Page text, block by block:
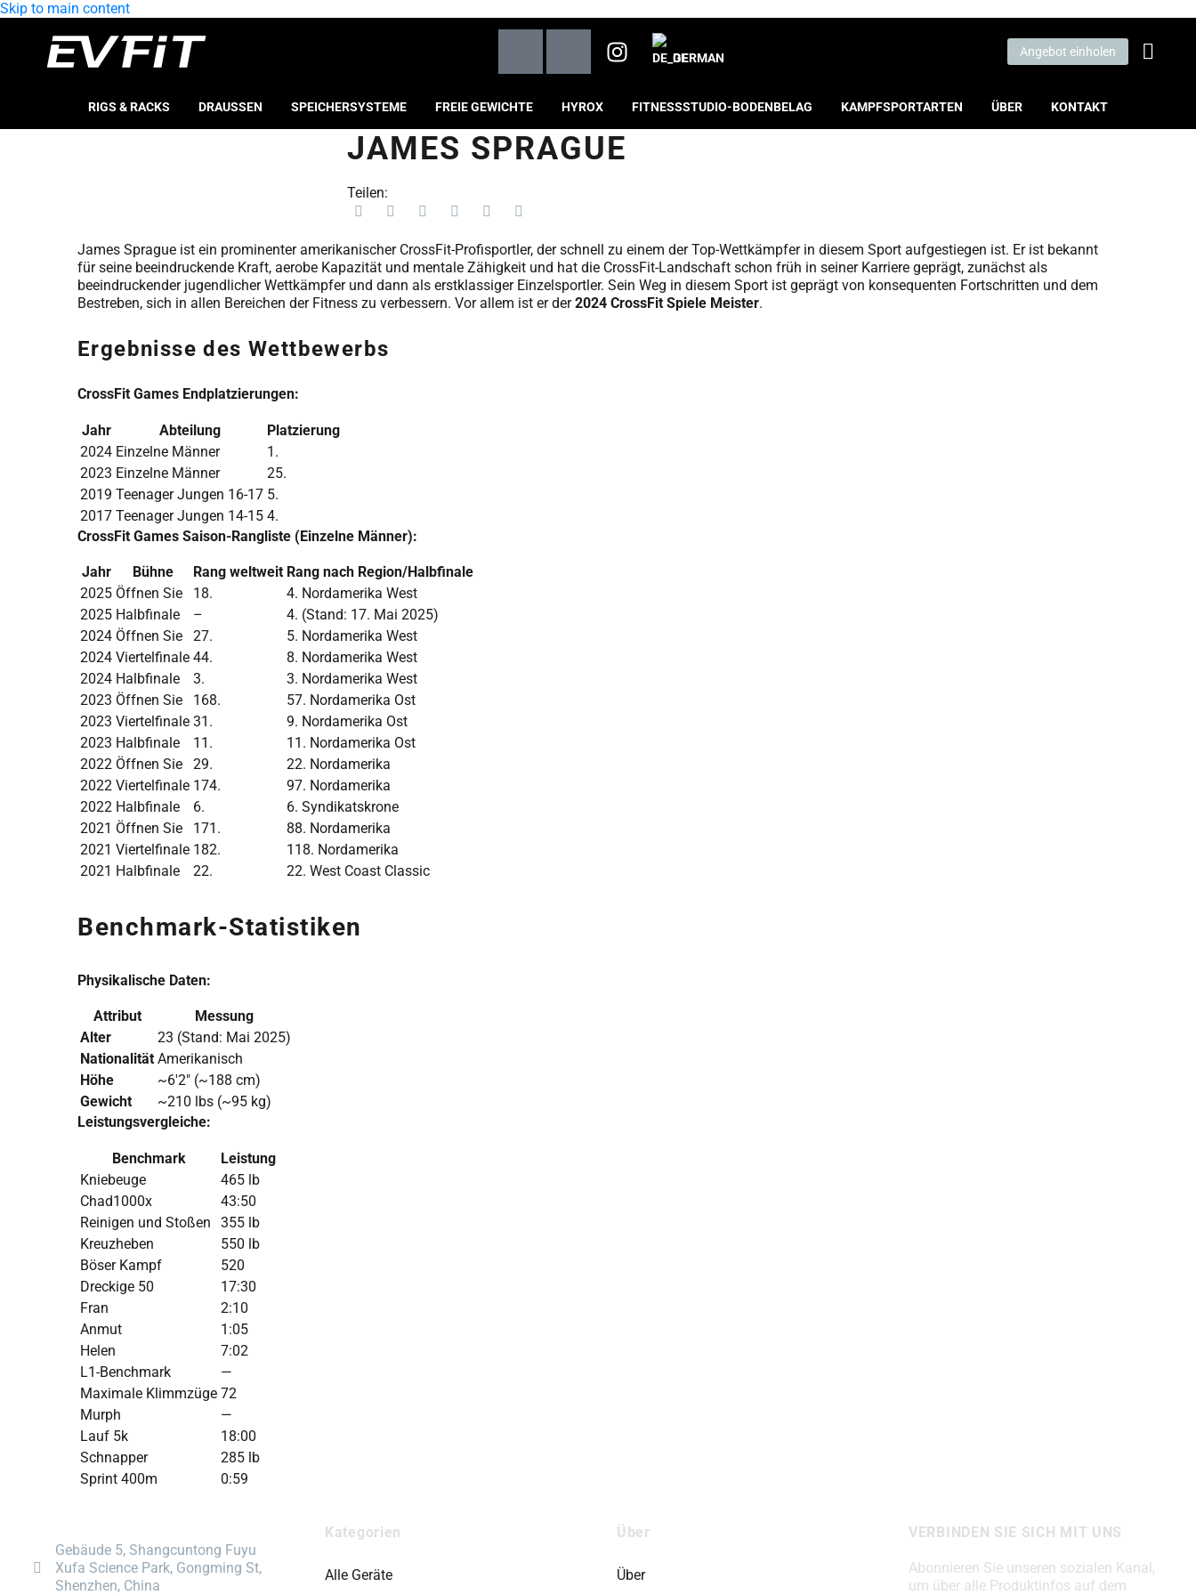
Skip to main content
GERMAN Angebot einholen
RIGS & RACKS DRAUSSEN SPEICHERSYSTEME FREIE GEWICHTE HYROX FITNESSSTUDIO-BODENBELAG KAMPFSPORTARTEN ÜBER KONTAKT
JAMES SPRAGUE
Teilen:
James Sprague ist ein prominenter amerikanischer CrossFit-Profisportler, der schnell zu einem der Top-Wettkämpfer in diesem Sport aufgestiegen ist. Er ist bekannt
für seine beeindruckende Kraft, aerobe Kapazität und mentale Zähigkeit und hat die CrossFit-Landschaft schon früh in seiner Karriere geprägt, zunächst als
beeindruckender jugendlicher Wettkämpfer und dann als erstklassiger Einzelsportler. Sein Weg in diesem Sport ist geprägt von konsequenten Fortschritten und dem
Bestreben, sich in allen Bereichen der Fitness zu verbessern. Vor allem ist er der2024 CrossFit Spiele Meister.
Ergebnisse des Wettbewerbs
CrossFit Games Endplatzierungen:
Jahr Abteilung
Platzierung
2024 Einzelne Männer
1.
2023 Einzelne Männer
25.
2019 Teenager Jungen 16-17 5.
2017 Teenager Jungen 14-15 4.
CrossFit Games Saison-Rangliste (Einzelne Männer):
Jahr Bühne Rang weltweit Rang nach Region/Halbfinale
2025 Öffnen Sie 18.
4. Nordamerika West
2025 Halbfinale –
4. (Stand: 17. Mai 2025)
2024 Öffnen Sie 27.
5. Nordamerika West
2024 Viertelfinale 44.
8. Nordamerika West
2024 Halbfinale 3.
3. Nordamerika West
2023 Öffnen Sie 168.
57. Nordamerika Ost
2023 Viertelfinale 31.
9. Nordamerika Ost
2023 Halbfinale 11.
11. Nordamerika Ost
2022 Öffnen Sie 29.
22. Nordamerika
2022 Viertelfinale 174.
97. Nordamerika
2022 Halbfinale 6.
6. Syndikatskrone
2021 Öffnen Sie 171.
88. Nordamerika
2021 Viertelfinale 182.
118. Nordamerika
2021 Halbfinale 22. 22. West Coast Classic
Benchmark-Statistiken
Physikalische Daten:
Attribut
Messung
Alter
23 (Stand: Mai 2025)
Nationalität Amerikanisch
Höhe
~6'2″ (~188 cm)
Gewicht
~210 lbs (~95 kg)
Leistungsvergleiche:
Benchmark
Leistung
Kniebeuge
465 lb
Chad1000x
43:50
Reinigen und Stoßen
355 lb
Kreuzheben
550 lb
Böser Kampf
520
Dreckige 50
17:30
Fran
2:10
Anmut
1:05
Helen
7:02
L1-Benchmark
—
Maximale Klimmzüge 72
Murph
—
Lauf 5k
18:00
Schnapper
285 lb
Sprint 400m
0:59
Gebäude 5, Shangcuntong Fuyu
Xufa Science Park, Gongming St,
Shenzhen, China
Kategorien
Alle Geräte
Über
Über
VERBINDEN SIE SICH MIT UNS
Abonnieren Sie unseren sozialen Kanal,
um über alle Produktinfos auf dem